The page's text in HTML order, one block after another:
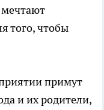
того, чтобы
примут
и их родители,